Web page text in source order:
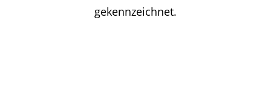
gekennzeichnet.